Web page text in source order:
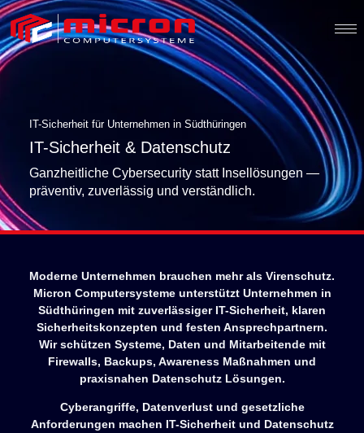
IT-Sicherheit für Unternehmen in Südthüringen
IT-Sicherheit & Datenschutz
Ganzheitliche Cybersecurity statt Insellösungen —
präventiv, zuverlässig und verständlich.
Moderne Unternehmen brauchen mehr als Virenschutz.
Micron Computersysteme unterstützt Unternehmen in
Südthüringen mit zuverlässiger IT-Sicherheit, klaren
Sicherheitskonzepten und festen Ansprechpartnern.
Wir schützen Systeme, Daten und Mitarbeitende mit
Firewalls, Backups, Awareness Maßnahmen und
praxisnahen Datenschutz Lösungen.
Cyberangriffe, Datenverlust und gesetzliche
Anforderungen machen IT-Sicherheit und Datenschutz